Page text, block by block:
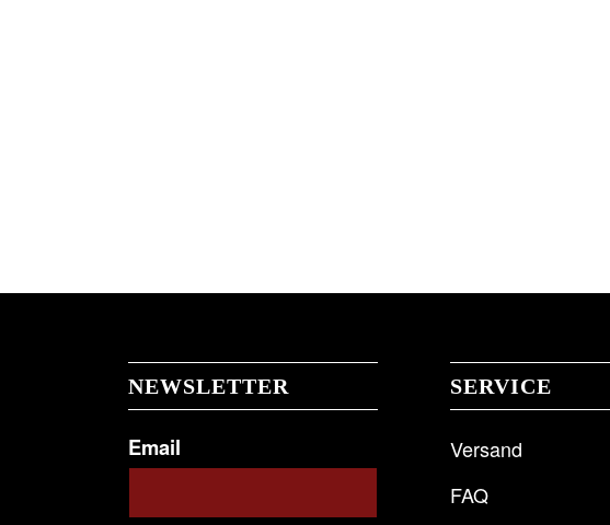
NEWSLETTER
Email
SERVICE
Versand
FAQ